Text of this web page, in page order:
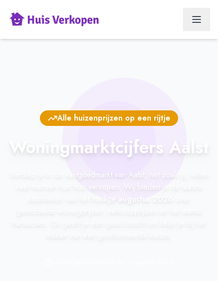
Alle huizenprijzen op een rijtje
Woningmarktcijfers Aalst
Verdiep je in de vastgoedmarkt van Aalst, net zoals jij, willen
veel mensen hun huis verkopen. Wij bieden je de laatste
statistieken van het huidige augustus 2026